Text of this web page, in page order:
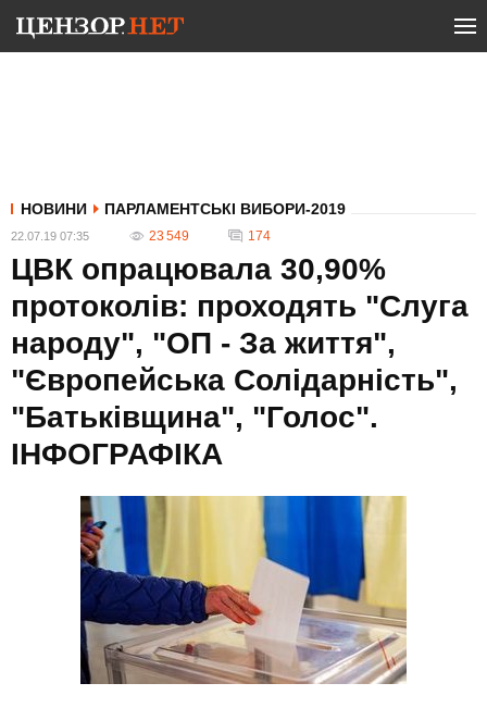
НОВИНИ ПАРЛАМЕНТСЬКІ ВИБОРИ-2019
22.07.19 07:35 23 549 174
ЦВК опрацювала 30,90%
протоколів: проходять "Слуга
народу", "ОП - За життя",
"Європейська Солідарність",
"Батьківщина", "Голос".
ІНФОГРАФІКА